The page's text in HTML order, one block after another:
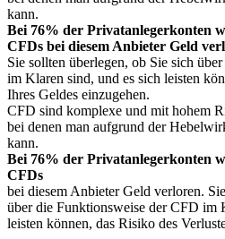
kann.
Bei 76% der Privatanlegerkonten
CFDs bei diesem Anbieter Geld
Sie sollten überlegen, ob Sie sich
im Klaren sind, und es sich leisten
Ihres Geldes einzugehen.
CFD sind komplexe und mit hohem
bei denen man aufgrund der
kann.
Bei 76% der Privatanlegerkonten
CFDs
bei diesem Anbieter Geld verloren.
über die Funktionsweise der CFD im
leisten können, das Risiko des